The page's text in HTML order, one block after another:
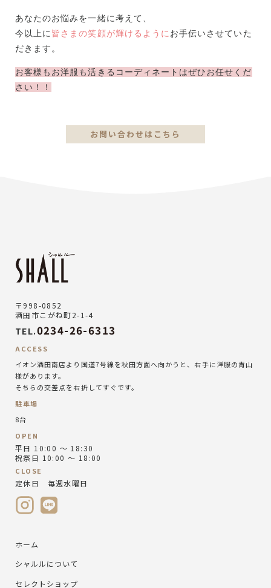
あなたのお悩みを一緒に考えて、
今以上に 皆さまの笑顔が輝けるように お手伝いさせていた
だきます。
お客様もお洋服も活きるコーディネートはぜひお任せくだ
さい！！
お問い合わせはこちら
〒998-0852
酒田市こがね町2-1-4
TEL.0234-26-6313
ACCESS
イオン酒田南店より国道7号線を秋田方面へ向かうと、右手に洋服の青山
様があります。
そちらの交差点を右折してすぐです。
駐車場
8台
OPEN
平日 10:00 ～ 18:30
祝祭日 10:00 ～ 18:00
CLOSE
定休日 毎週水曜日
ホーム
シャルルについて
セレクトショップ